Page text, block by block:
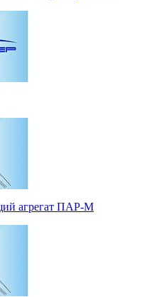
агрегат ПАР-М